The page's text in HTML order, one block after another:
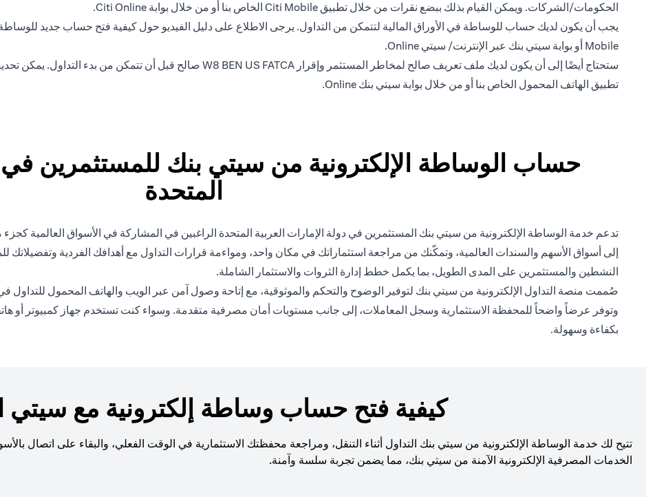
الحكومات/الشركات. ويمكن القيام بذلك ببضع نقرات من خلال تطبيق Citi Mobile الخاص بنا أو من خلال بوابة Citi Online.
يجب أن يكون لديك حساب للوساطة في الأوراق المالية لتتمكن من التداول. يرجى الاطلاع على دليل الفيديو حول كيفية فتح حساب جديد للوساطة
Mobile أو بوابة سيتي بنك عبر الإنترنت/ سيتي Online.
تطبيق الهاتف المحمول الخاص بنا أو من خلال بوابة سيتي بنك Online.
حساب الوساطة الإلكترونية من سيتي بنك للمستثمرين في
المتحدة
تدعم خدمة الوساطة الإلكترونية من سيتي بنك المستثمرين في دولة الإمارات العربية المتحدة الراغبين في المشاركة في الأسواق العالمية
إلى أسواق الأسهم والسندات العالمية، وتمكّنك من مراجعة استثماراتك في مكان واحد، ومواءمة قرارات التداول مع أهدافك الفردية وتفضيلاتك
النشطين والمستثمرين على المدى الطويل، بما يكمل خطط إدارة الثروات والاستثمار الشاملة.
صُممت منصة التداول الإلكترونية من سيتي بنك لتوفير الوضوح والتحكم والموثوقية، مع إتاحة وصول آمن عبر الويب والهاتف المحمول للتداول
وتوفر عرضاً واضحاً للمحفظة الاستثمارية وسجل المعاملات، إلى جانب مستويات أمان مصرفية متقدمة. وسواء كنت تستخدم جهاز كمبيوتر أو
بكفاءة وسهولة.
كيفية فتح حساب وساطة إلكترونية مع سيتي
تتيح لك خدمة الوساطة الإلكترونية من سيتي بنك التداول أثناء التنقل، ومراجعة محفظتك الاستثمارية في الوقت الفعلي، والبقاء على اتصال
الخدمات المصرفية الإلكترونية الآمنة من سيتي بنك، مما يضمن تجربة سلسة وآمنة.